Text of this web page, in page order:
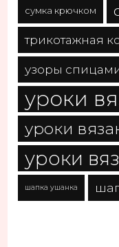
сумка крючком
трикотажная
узоры
уроки
уроки
уроки
шапка ушанка